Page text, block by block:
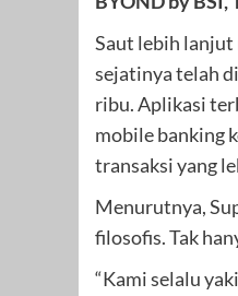
Saut lebih lanjut
sejatinya telah
ribu. Aplikasi
mobile banking
transaksi yang
Menurutnya,
filosofis. Tak
“Kami selalu